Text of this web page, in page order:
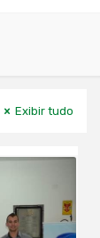
Exibir tudo